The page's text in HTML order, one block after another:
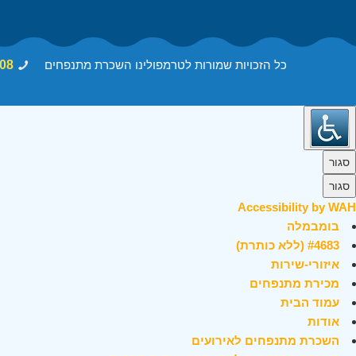
כל הזכויות שמורות לטרמפולינו השכרת מתנפחים
סגור
סגור
Accessibility by WAH
בומבמלה
#4683 (ללא כותרת)
איזורי-שירות
מכירת מתנפחים
עמוד הבית
אודות
השכרת מתנפחים לאירועים